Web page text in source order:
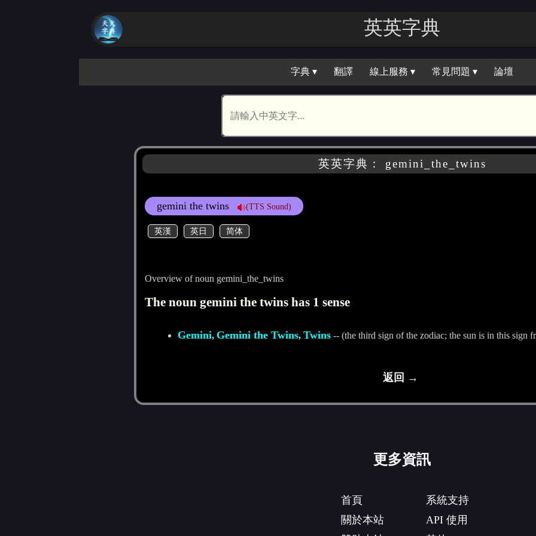
英英字典
字典 ▾ 翻譯 線上服務 ▾ 常見問題 ▾ 論壇
英英字典： gemini_the_twins
gemini the twins (TTS Sound)
英漢 英日 简体
Overview of noun gemini_the_twins
The noun gemini the twins has 1 sense
Gemini, Gemini the Twins, Twins -- (the third sign of the zodiac; the sun is in this sign
返回 →
更多資訊
首頁
關於本站
系統支持
API 使用